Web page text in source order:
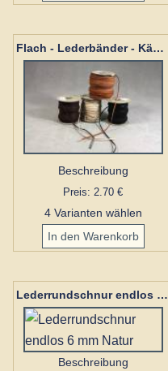
Flach - Lederbänder - Känguru 3 mm
Beschreibung
Preis: 2.70 €
4 Varianten wählen
Lederrundschnur endlos 6 mm Natur
Beschreibung